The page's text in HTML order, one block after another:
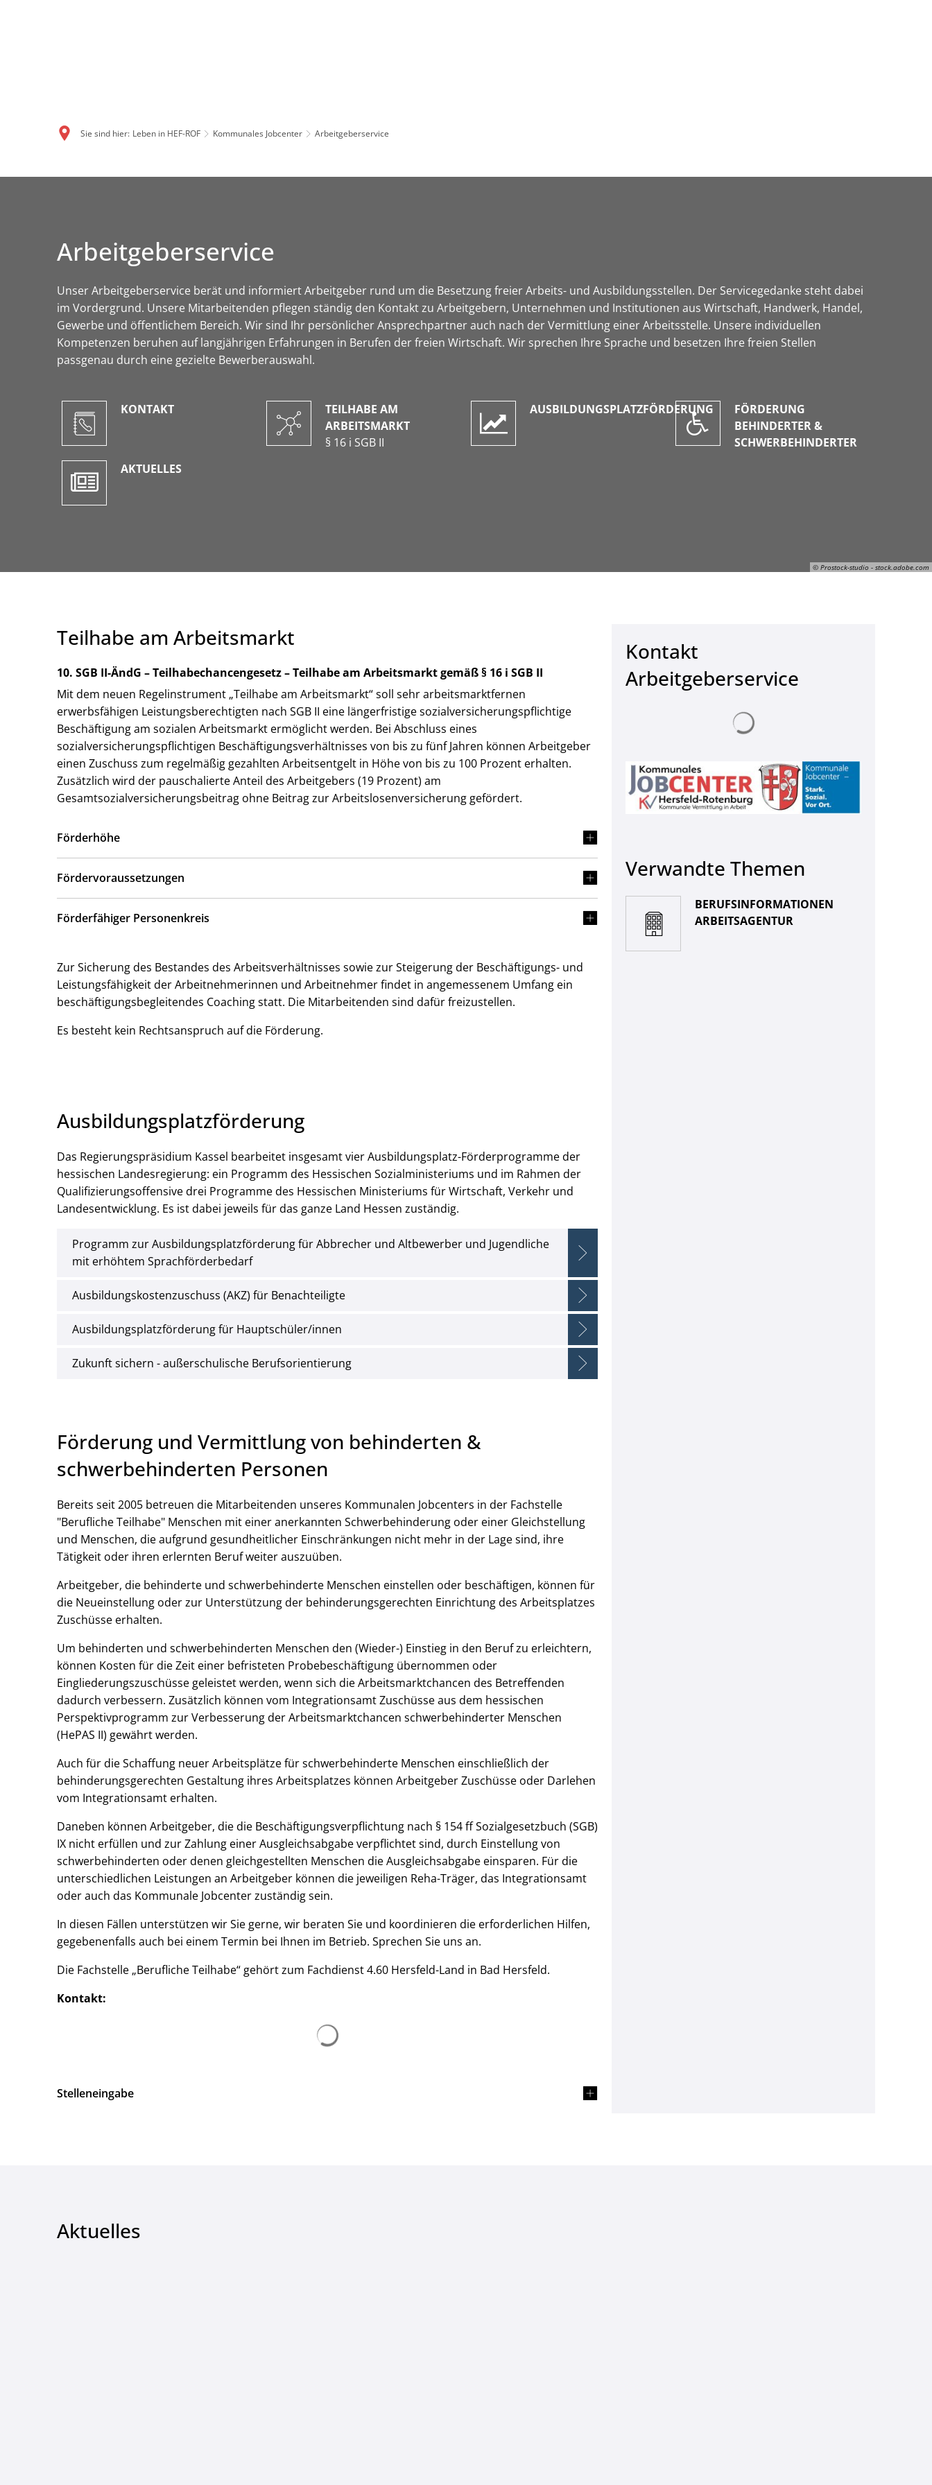
Sie sind hier: Leben in HEF-ROF Kommunales Jobcenter Arbeitgeberservice
© Prostock-studio - stock.adobe.com
Arbeitgeberservice
Unser Arbeitgeberservice berät und informiert Arbeitgeber rund um die Besetzung freier Arbeits- und Ausbildungsstellen. Der Servicegedanke steht dabei
im Vordergrund. Unsere Mitarbeitenden pflegen ständig den Kontakt zu Arbeitgebern, Unternehmen und Institutionen aus Wirtschaft, Handwerk, Handel,
Gewerbe und öffentlichem Bereich. Wir sind Ihr persönlicher Ansprechpartner auch nach der Vermittlung einer Arbeitsstelle. Unsere individuellen
Kompetenzen beruhen auf langjährigen Erfahrungen in Berufen der freien Wirtschaft. Wir sprechen Ihre Sprache und besetzen Ihre freien Stellen
passgenau durch eine gezielte Bewerberauswahl.
KONTAKT
TEILHABE AM
ARBEITSMARKT
§ 16 i SGB II
AUSBILDUNGSPLATZFÖRDERUNG
FÖRDERUNG
BEHINDERTER &
SCHWERBEHINDERTER
AKTUELLES
Teilhabe am Arbeitsmarkt
10. SGB II-ÄndG – Teilhabechancengesetz – Teilhabe am Arbeitsmarkt gemäß § 16 i SGB II
Mit dem neuen Regelinstrument „Teilhabe am Arbeitsmarkt“ soll sehr arbeitsmarktfernen
erwerbsfähigen Leistungsberechtigten nach SGB II eine längerfristige sozialversicherungspflichtige
Beschäftigung am sozialen Arbeitsmarkt ermöglicht werden. Bei Abschluss eines
sozialversicherungspflichtigen Beschäftigungsverhältnisses von bis zu fünf Jahren können Arbeitgeber
einen Zuschuss zum regelmäßig gezahlten Arbeitsentgelt in Höhe von bis zu 100 Prozent erhalten.
Zusätzlich wird der pauschalierte Anteil des Arbeitgebers (19 Prozent) am
Gesamtsozialversicherungsbeitrag ohne Beitrag zur Arbeitslosenversicherung gefördert.
Förderhöhe
Fördervoraussetzungen
Förderfähiger Personenkreis
Zur Sicherung des Bestandes des Arbeitsverhältnisses sowie zur Steigerung der Beschäftigungs- und
Leistungsfähigkeit der Arbeitnehmerinnen und Arbeitnehmer findet in angemessenem Umfang ein
beschäftigungsbegleitendes Coaching statt. Die Mitarbeitenden sind dafür freizustellen.
Es besteht kein Rechtsanspruch auf die Förderung.
Ausbildungsplatzförderung
Das Regierungspräsidium Kassel bearbeitet insgesamt vier Ausbildungsplatz-Förderprogramme der
hessischen Landesregierung: ein Programm des Hessischen Sozialministeriums und im Rahmen der
Qualifizierungsoffensive drei Programme des Hessischen Ministeriums für Wirtschaft, Verkehr und
Landesentwicklung. Es ist dabei jeweils für das ganze Land Hessen zuständig.
Programm zur Ausbildungsplatzförderung für Abbrecher und Altbewerber und Jugendliche
mit erhöhtem Sprachförderbedarf
Ausbildungskostenzuschuss (AKZ) für Benachteiligte
Ausbildungsplatzförderung für Hauptschüler/innen
Zukunft sichern - außerschulische Berufsorientierung
Förderung und Vermittlung von behinderten &
schwerbehinderten Personen
Bereits seit 2005 betreuen die Mitarbeitenden unseres Kommunalen Jobcenters in der Fachstelle
"Berufliche Teilhabe" Menschen mit einer anerkannten Schwerbehinderung oder einer Gleichstellung
und Menschen, die aufgrund gesundheitlicher Einschränkungen nicht mehr in der Lage sind, ihre
Tätigkeit oder ihren erlernten Beruf weiter auszuüben.
Arbeitgeber, die behinderte und schwerbehinderte Menschen einstellen oder beschäftigen, können für
die Neueinstellung oder zur Unterstützung der behinderungsgerechten Einrichtung des Arbeitsplatzes
Zuschüsse erhalten.
Um behinderten und schwerbehinderten Menschen den (Wieder-) Einstieg in den Beruf zu erleichtern,
können Kosten für die Zeit einer befristeten Probebeschäftigung übernommen oder
Eingliederungszuschüsse geleistet werden, wenn sich die Arbeitsmarktchancen des Betreffenden
dadurch verbessern. Zusätzlich können vom Integrationsamt Zuschüsse aus dem hessischen
Perspektivprogramm zur Verbesserung der Arbeitsmarktchancen schwerbehinderter Menschen
(HePAS II) gewährt werden.
Auch für die Schaffung neuer Arbeitsplätze für schwerbehinderte Menschen einschließlich der
behinderungsgerechten Gestaltung ihres Arbeitsplatzes können Arbeitgeber Zuschüsse oder Darlehen
vom Integrationsamt erhalten.
Daneben können Arbeitgeber, die die Beschäftigungsverpflichtung nach § 154 ff Sozialgesetzbuch (SGB)
IX nicht erfüllen und zur Zahlung einer Ausgleichsabgabe verpflichtet sind, durch Einstellung von
schwerbehinderten oder denen gleichgestellten Menschen die Ausgleichsabgabe einsparen. Für die
unterschiedlichen Leistungen an Arbeitgeber können die jeweiligen Reha-Träger, das Integrationsamt
oder auch das Kommunale Jobcenter zuständig sein.
In diesen Fällen unterstützen wir Sie gerne, wir beraten Sie und koordinieren die erforderlichen Hilfen,
gegebenenfalls auch bei einem Termin bei Ihnen im Betrieb. Sprechen Sie uns an.
Die Fachstelle „Berufliche Teilhabe“ gehört zum Fachdienst 4.60 Hersfeld-Land in Bad Hersfeld.
Kontakt:
Stelleneingabe
Kontakt
Arbeitgeberservice
Verwandte Themen
BERUFSINFORMATIONEN
ARBEITSAGENTUR
Aktuelles